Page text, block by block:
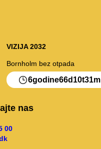
VIZIJA 2032
Bornholm bez otpada
6godine66d 10t31m
nas
00